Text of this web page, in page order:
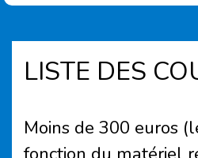
LISTE DES
Moins de 300 euros